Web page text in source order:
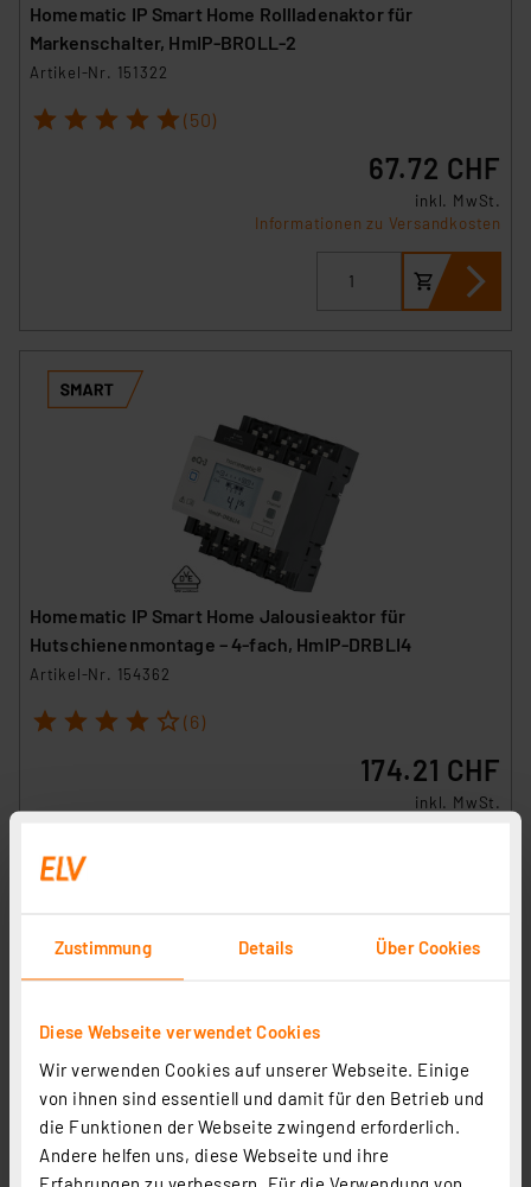
Zustimmung Details Über Cookies
Diese Webseite verwendet Cookies
Wir verwenden Cookies auf unserer Webseite. Einige
von ihnen sind essentiell und damit für den Betrieb und
die Funktionen der Webseite zwingend erforderlich.
Andere helfen uns, diese Webseite und ihre
Erfahrungen zu verbessern. Für die Verwendung von
Homematic IP Smart Home Rollladenaktor für
Markenschalter, HmIP-BROLL-2
Artikel-Nr. 151322
1 2 3 4 5 (50)
67.72 CHF
inkl. MwSt.
Informationen zu Versandkosten
Homematic IP Smart Home Jalousieaktor für
Hutschienenmontage – 4-fach, HmIP-DRBLI4
Artikel-Nr. 154362
1 2 3 4 5 (6)
174.21 CHF
inkl. MwSt.